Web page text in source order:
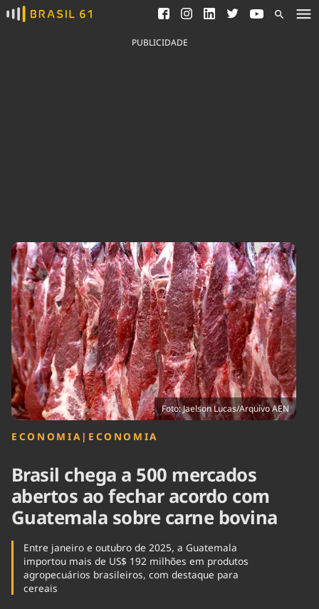
Ver todas as notícias
Saneamento
Indicadores
Agronegócios
Brasil
Brasil Mineral
Ciência &
Tecnologia
Cinema
Comportamento
Cultura
Economia
Educação
Infraestrutura
Internacional
Meio Ambiente
Podcast
Política
Saúde
Tempo
PUBLICIDADE
Foto: Jaelson Lucas/Arquivo AEN
ECONOMIA | ECONOMIA
Brasil chega a 500 mercados
abertos ao fechar acordo com
Guatemala sobre carne bovina
Entre janeiro e outubro de 2025, a Guatemala
importou mais de US$ 192 milhões em produtos
agropecuários brasileiros, com destaque para
cereais